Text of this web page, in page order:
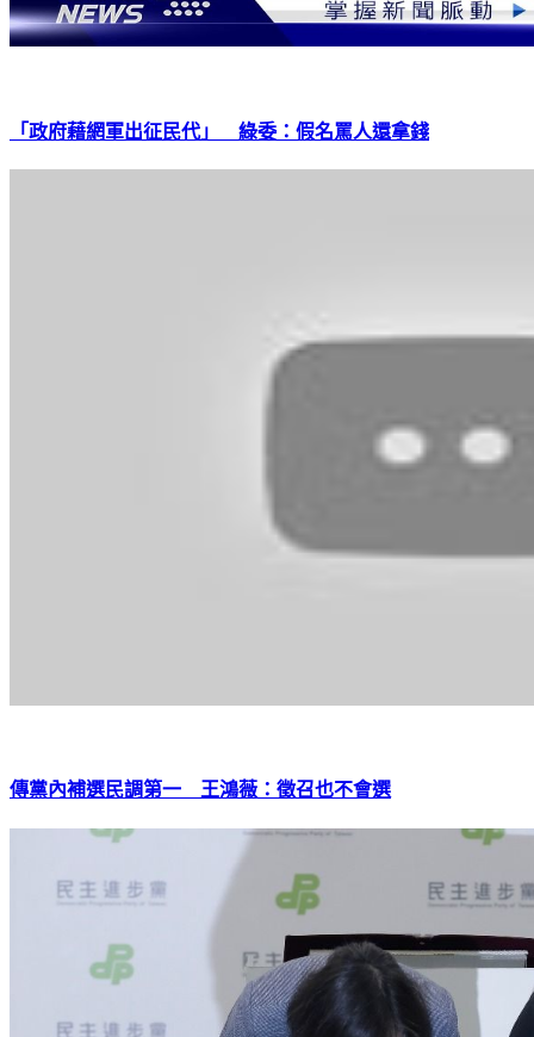
「政府藉網軍出征民代」 綠委：假名罵人還拿錢
傳黨內補選民調第一 王鴻薇：徵召也不會選